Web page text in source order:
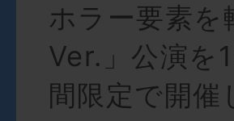
ホラー要素
Ver.」公演を
間限定で開催